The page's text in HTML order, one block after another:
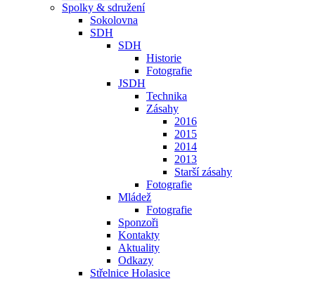
Spolky & sdružení
Sokolovna
SDH
SDH
Historie
Fotografie
JSDH
Technika
Zásahy
2016
2015
2014
2013
Starší zásahy
Fotografie
Mládež
Fotografie
Sponzoři
Kontakty
Aktuality
Odkazy
Střelnice Holasice